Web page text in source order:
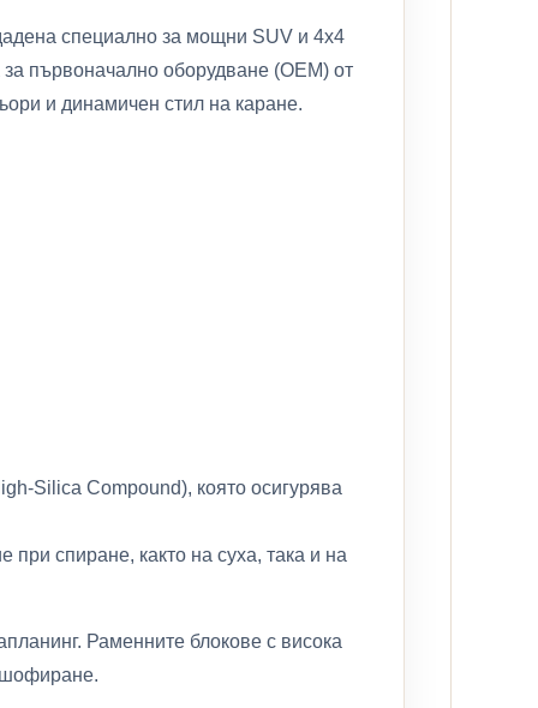
специално за мощни SUV и 4x4
първоначално оборудване (OEM) от
и динамичен стил на каране.
Silica Compound), която осигурява
спиране, както на суха, така и на
Раменните блокове с висока
шофиране.